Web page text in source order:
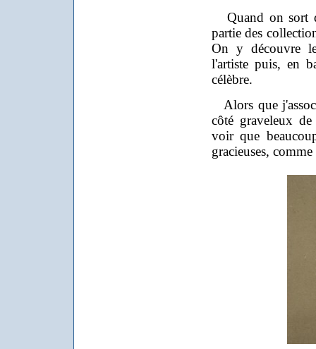
Quand on sort
partie des
On y découvre
l'artiste puis, en
célèbre.
Alors que
côté graveleux
voir que
gracieuses,